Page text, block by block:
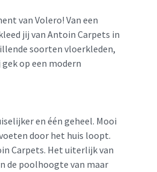
van Volero! Van een
jij van Antoin Carpets in
soorten vloerkleden,
op een modern
en één geheel. Mooi
door het huis loopt.
Carpets. Het uiterlijk van
de poolhoogte van maar